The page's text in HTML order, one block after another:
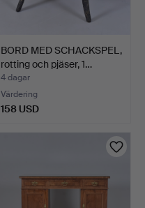
BORD MED SCHACKSPEL,
rotting och pjäser, 1…
4 dagar
Värdering
158 USD